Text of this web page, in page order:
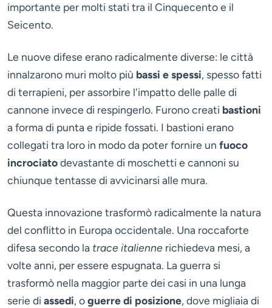
importante per molti stati tra il Cinquecento e il
Seicento.
Le nuove difese erano radicalmente diverse: le città
innalzarono muri molto più bassi e spessi, spesso fatti
di terrapieni, per assorbire l'impatto delle palle di
cannone invece di respingerlo. Furono creati bastioni
a forma di punta e ripide fossati. I bastioni erano
collegati tra loro in modo da poter fornire un fuoco
incrociatodevastante di moschetti e cannoni su
chiunque tentasse di avvicinarsi alle mura.
Questa innovazione trasformò radicalmente la natura
del conflitto in Europa occidentale. Una roccaforte
difesa secondo la trace italienne richiedeva mesi, a
volte anni, per essere espugnata. La guerra si
trasformò nella maggior parte dei casi in una lunga
serie di assedi, oguerre di posizione, dove migliaia di